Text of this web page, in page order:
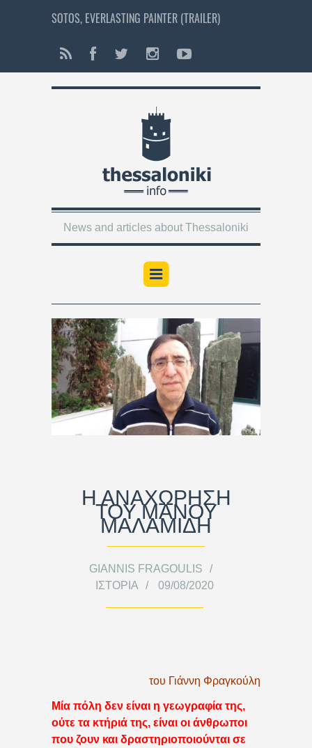
SOTOS, EVERLASTING PAINTER (TRAILER)
News and articles about Thessaloniki
Η ΑΝΑΧΩΡΗΣΗ
ΤΟΥ ΜΑΝΟΥ
ΜΑΛΑΜΙΔΗ
GIANNIS FRAGOULIS
ΙΣΤΟΡΊΑ
09/08/2020
του Γιάννη Φραγκούλη
Μία πόλη δεν είναι η γεωγραφία της,
ούτε τα κτήριά της, είναι οι άνθρωποι
που ζουν και δραστηριοποιούνται σε